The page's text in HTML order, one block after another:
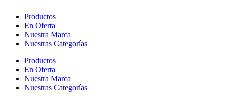
Productos
En Oferta
Nuestra Marca
Nuestras Categorías
Productos
En Oferta
Nuestra Marca
Nuestras Categorías